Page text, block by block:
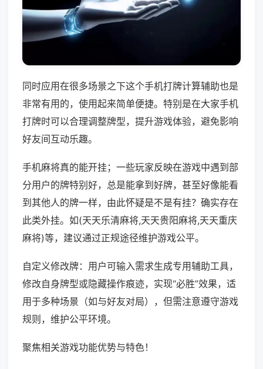
同时应用在很多场景之下这个手机打牌计算辅助也是
非常有用的，使用起来简单便捷。特别是在大家手机
打牌时可以合理调整牌型，提升游戏体验，避免影响
好友间互动乐趣。
手机麻将真的能开挂；一些玩家反映在游戏中遇到部
分用户的牌特别好，总是能拿到好牌，甚至好像能看
到其他人的牌一样，由此怀疑是不是有挂？确实存在
此类外挂。如(天天乐清麻将,天天贵阳麻将,天天重庆
麻将)等，建议通过正规途径维护游戏公平。
自定义修改牌：用户可输入需求生成专用辅助工具，
修改自身牌型或隐藏操作痕迹，实现“必胜”效果，适
用于多种场景（如与好友对局），但需注意遵守游戏
规则，维护公平环境。
聚焦相关游戏功能优势与特色！